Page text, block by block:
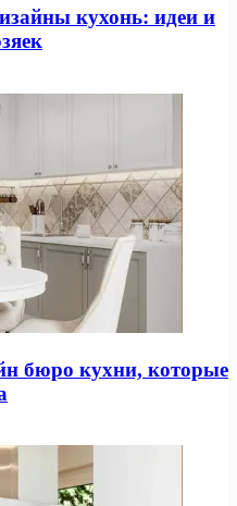
кухонь: идеи и
бюро кухни, которые